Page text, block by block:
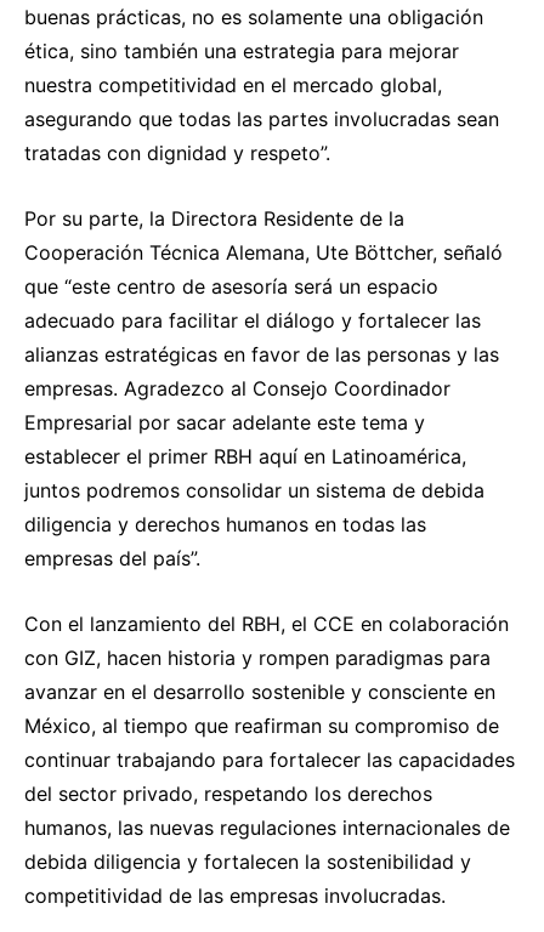
buenas prácticas, no es solamente una obligación
ética, sino también una estrategia para mejorar
nuestra competitividad en el mercado global,
asegurando que todas las partes involucradas sean
tratadas con dignidad y respeto”.
Por su parte, la Directora Residente de la
Cooperación Técnica Alemana, Ute Böttcher, señaló
que “este centro de asesoría será un espacio
adecuado para facilitar el diálogo y fortalecer las
alianzas estratégicas en favor de las personas y las
empresas. Agradezco al Consejo Coordinador
Empresarial por sacar adelante este tema y
establecer el primer RBH aquí en Latinoamérica,
juntos podremos consolidar un sistema de debida
diligencia y derechos humanos en todas las
empresas del país”.
Con el lanzamiento del RBH, el CCE en colaboración
con GIZ, hacen historia y rompen paradigmas para
avanzar en el desarrollo sostenible y consciente en
México, al tiempo que reafirman su compromiso de
continuar trabajando para fortalecer las capacidades
del sector privado, respetando los derechos
humanos, las nuevas regulaciones internacionales de
debida diligencia y fortalecen la sostenibilidad y
competitividad de las empresas involucradas.